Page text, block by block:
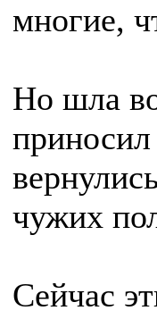
многие,
Но шла
чужих
Сейчас